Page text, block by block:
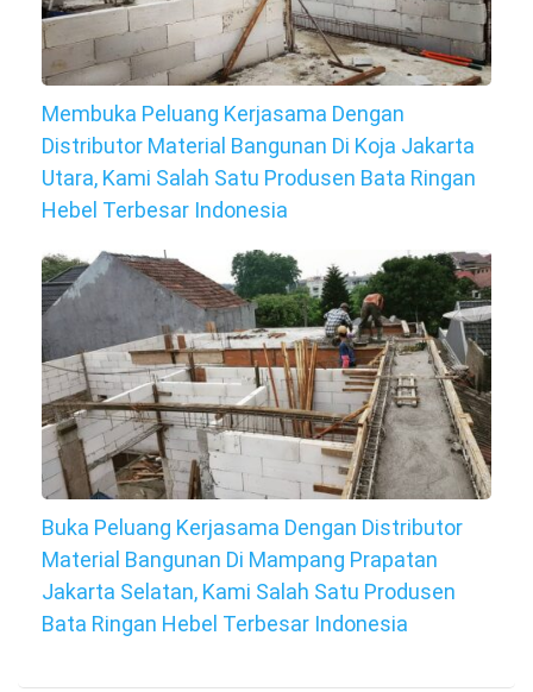
Membuka Peluang Kerjasama Dengan
Distributor Material Bangunan Di Koja Jakarta
Utara, Kami Salah Satu Produsen Bata Ringan
Hebel Terbesar Indonesia
Buka Peluang Kerjasama Dengan Distributor
Material Bangunan Di Mampang Prapatan
Jakarta Selatan, Kami Salah Satu Produsen
Bata Ringan Hebel Terbesar Indonesia